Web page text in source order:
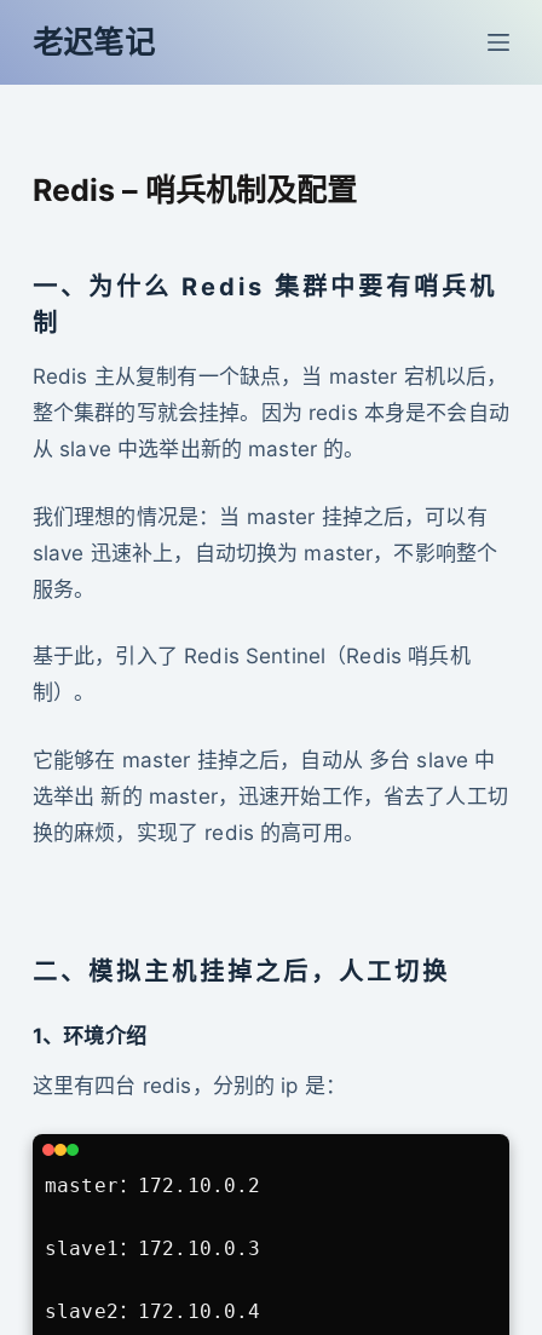
跳
过
内
老迟笔记
Redis – 哨兵机制及配置
一、为什么 Redis 集群中要有哨兵机
制
Redis 主从复制有一个缺点，当 master 宕机以后，
整个集群的写就会挂掉。因为 redis 本身是不会自动
从 slave 中选举出新的 master 的。
我们理想的情况是：当 master 挂掉之后，可以有
slave 迅速补上，自动切换为 master，不影响整个
服务。
基于此，引入了 Redis Sentinel（Redis 哨兵机
制）。
它能够在 master 挂掉之后，自动从 多台 slave 中
选举出 新的 master，迅速开始工作，省去了人工切
换的麻烦，实现了 redis 的高可用。
二、模拟主机挂掉之后，人工切换
1、环境介绍
这里有四台 redis，分别的 ip 是：
master：172.10.0.2
slave1：172.10.0.3
slave2：172.10.0.4